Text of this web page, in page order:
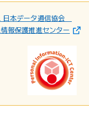
日本データ通信協会
報保護推進センター